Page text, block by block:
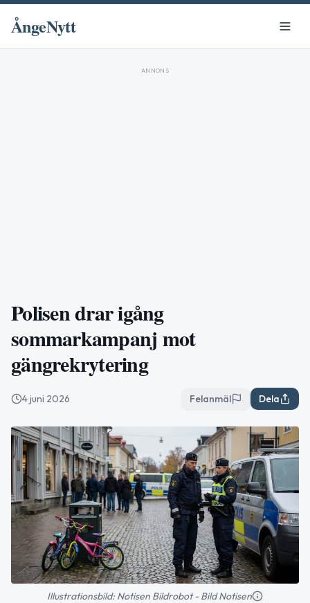
ÅngeNytt
ANNONS
Polisen drar igång
sommarkampanj mot
gängrekrytering
4 juni 2026 Felanmäl Dela
Illustrationsbild: Notisen Bildrobot - Bild Notisen